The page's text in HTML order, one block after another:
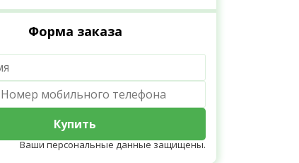
Форма заказа
Купить
Ваши персональные данные защищены.